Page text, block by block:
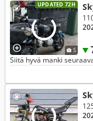
UPDATED 72H
5
Siitä hyvä manki